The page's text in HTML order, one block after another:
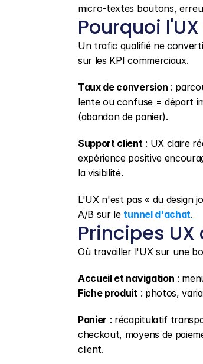
micro-textes boutons,
Pourquoi
Un trafic qualifié ne
sur les KPI commerciaux.
Taux de conversion :
lente ou confuse = départ
(abandon de panier).
Support client : UX claire
expérience positive
la visibilité.
L'UX n'est pas « du design
A/B sur le tunnel d'achat.
Principes
Où travailler l'UX sur une
Accueil et navigation :
Fiche produit : photos,
Panier : récapitulatif
checkout, moyens de
client.